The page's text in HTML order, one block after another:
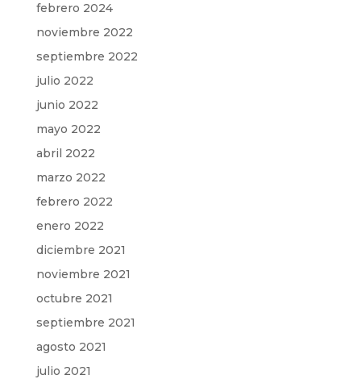
febrero 2024
noviembre 2022
septiembre 2022
julio 2022
junio 2022
mayo 2022
abril 2022
marzo 2022
febrero 2022
enero 2022
diciembre 2021
noviembre 2021
octubre 2021
septiembre 2021
agosto 2021
julio 2021